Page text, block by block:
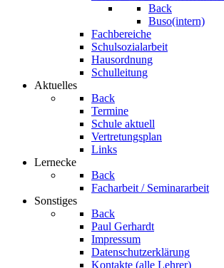
Back
Buso(intern)
Fachbereiche
Schulsozialarbeit
Hausordnung
Schulleitung
Aktuelles
Back
Termine
Schule aktuell
Vertretungsplan
Links
Lernecke
Back
Facharbeit / Seminararbeit
Sonstiges
Back
Paul Gerhardt
Impressum
Datenschutzerklärung
Kontakte (alle Lehrer)